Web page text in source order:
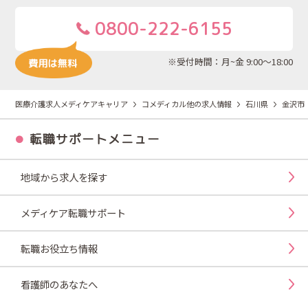
0800-222-6155
※受付時間：月~金 9:00～18:00
医療介護求人メディケアキャリア コメディカル他の求人情報 石川県 金沢市
転職サポートメニュー
地域から求人を探す
メディケア転職サポート
転職お役立ち情報
看護師のあなたへ